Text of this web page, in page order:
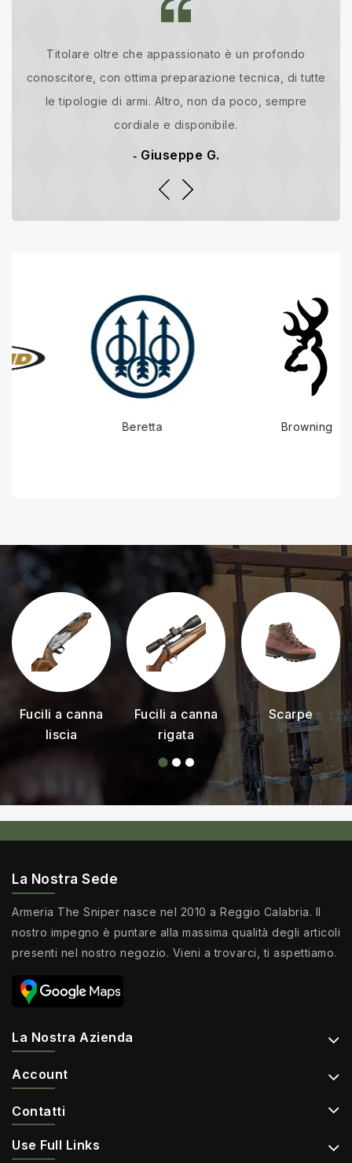
Titolare oltre che appassionato è un profondo
conoscitore, con ottima preparazione tecnica, di tutte
le tipologie di armi. Altro, non da poco, sempre
cordiale e disponibile.
Giuseppe G.
Browning
Fucili a canna
liscia
Fucili a canna
rigata
Scarpe
La Nostra Sede
Armeria The Sniper nasce nel 2010 a Reggio Calabria. Il
nostro impegno è puntare alla massima qualità degli articoli
presenti nel nostro negozio. Vieni a trovarci, ti aspettiamo.
La Nostra Azienda
Account
Contatti
Use Full Links